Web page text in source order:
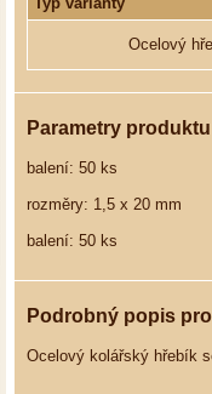
Ocelový
Parametry produktu
balení: 50 ks
rozměry: 1,5 x 20 mm
balení: 50 ks
Podrobný popis
Ocelový kolářský hřebík